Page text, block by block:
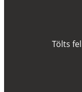
Tölts fel